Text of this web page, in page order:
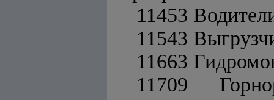
11453
11543
11663
11709